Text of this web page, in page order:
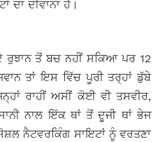
ਦਾ ਦੀਵਾਨਾ ਹੈ।
ਤੋਂ ਬਚ ਨਹੀਂ ਸਕਿਆ ਪਰ 12
ਤਾਂ ਇਸ ਵਿੱਚ ਪੂਰੀ ਤਰ੍ਹਾਂ ਡੁੱਬੇ
ਰਾਹੀਂ ਅਸੀਂ ਕੋਈ ਵੀ ਤਸਵੀਰ,
ਨਾਲ ਇੱਕ ਥਾਂ ਤੋਂ ਦੂਜੀ ਥਾਂ ਭੇਜ
ਨੈਟਵਰਕਿੰਗ ਸਾਇਟਾਂ ਨੂੰ ਵਰਤਣਾ